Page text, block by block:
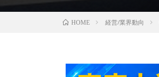
HOME 経営/業界動向